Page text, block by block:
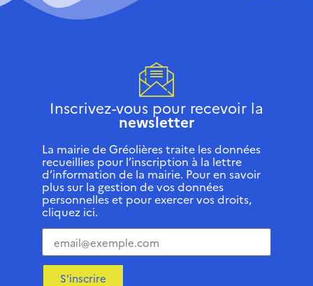
Inscrivez-vous pour recevoir la
newsletter
La mairie de Gréolières traite les données
recueillies pour l’inscription à la lettre
d’information de la mairie. Pour en savoir
plus sur la gestion de vos données
personnelles et pour exercer vos droits,
cliquez ici.
S'inscrire